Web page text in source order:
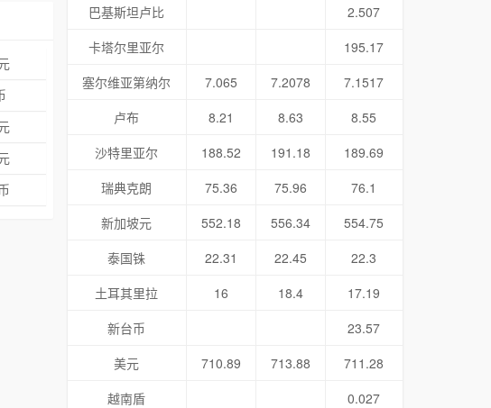
巴基斯坦卢比
2.507
卡塔尔里亚尔
195.17
塞尔维亚第纳尔
7.065 7.2078
7.1517
卢布
8.21 8.63
8.55
沙特里亚尔
188.52 191.18
189.69
瑞典克朗
75.36 75.96
76.1
新加坡元
552.18 556.34
554.75
泰国铢
22.31 22.45
22.3
土耳其里拉
16 18.4
17.19
新台币
23.57
美元
710.89 713.88
711.28
越南盾
0.027